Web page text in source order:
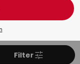
Filter